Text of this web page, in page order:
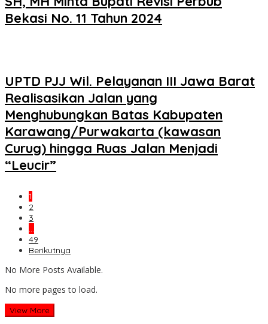
Bekasi No. 11 Tahun 2024
UPTD PJJ Wil. Pelayanan III Jawa Barat
Realisasikan Jalan yang
Menghubungkan Batas Kabupaten
Karawang/Purwakarta (kawasan
Curug) hingga Ruas Jalan Menjadi
“Leucir”
1
2
3
…
49
Berikutnya
No More Posts Available.
No more pages to load.
View More